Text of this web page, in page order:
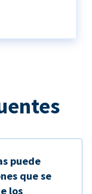
puede
que se
los